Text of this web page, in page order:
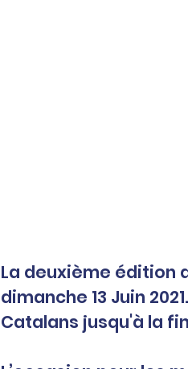
La deuxième édition
dimanche 13 Juin
Catalans jusqu'à la